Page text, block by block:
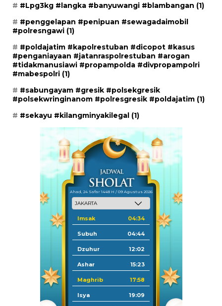
#Lpg3kg #langka #banyuwangi #blambangan (1)
#penggelapan #penipuan #sewagadaimobil
#polresngawi (1)
#poldajatim #kapolrestuban #dicopot #kasus
#penganiayaan #jatanraspolrestuban #arogan
#tidakmanusiawi #propampolda #divpropampolri
#mabespolri (1)
#sabungayam #gresik #polsekgresik
#polsekwringinanom #polresgresik #poldajatim (1)
#sekayu #kilangminyakilegal (1)
Ahad, 24 Safar 1448 H / 09 Agustus 2026
Imsak 04:34
Subuh 04:44
Dzuhur 12:02
Ashar 15:23
Maghrib 17:58
Isya 19:09